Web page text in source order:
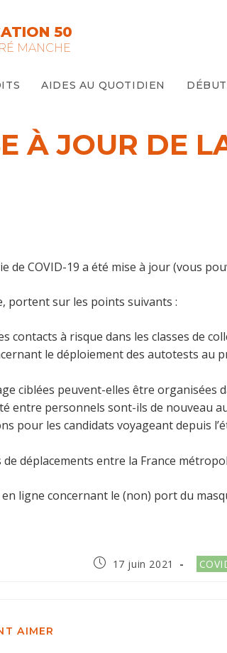
50
MANCHE
AIDES AU QUOTIDIEN
À JOUR DE
de COVID-19 a été mise à jour (vous
portent sur les points suivants :
contacts à risque dans les classes de
le déploiement des autotests au
ciblées peuvent-elles être organisées
entre personnels sont-ils de nouveau
pour les candidats voyageant depuis
de déplacements entre la France
ligne concernant le (non) port du
Publication
17 juin 2021
Post
AIMER